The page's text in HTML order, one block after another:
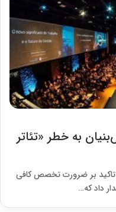
به خطر «تئاتر
تاکید بر ضرورت تخصص کافی
داد که…